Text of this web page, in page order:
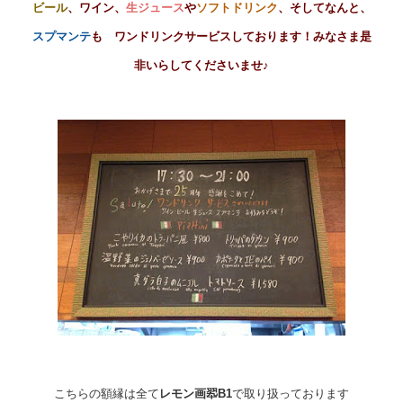
ビール、 ワイン、 生ジュースやソフトドリンク、 そしてなんと、
スプマンテも ワンドリンクサービスしております！みなさま是
非いらしてくださいませ♪
こちらの額縁は全て レモン画翆B1で取り扱っております